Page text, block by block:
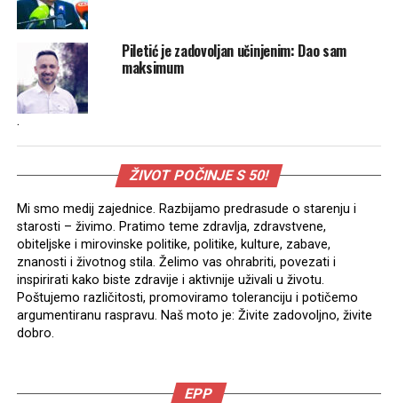
Piletić je zadovoljan učinjenim: Dao sam
maksimum
.
ŽIVOT POČINJE S 50!
Mi smo medij zajednice. Razbijamo predrasude o starenju i
starosti – živimo. Pratimo teme zdravlja, zdravstvene,
obiteljske i mirovinske politike, politike, kulture, zabave,
znanosti i životnog stila. Želimo vas ohrabriti, povezati i
inspirirati kako biste zdravije i aktivnije uživali u životu.
Poštujemo različitosti, promoviramo toleranciju i potičemo
argumentiranu raspravu. Naš moto je: Živite zadovoljno, živite
dobro.
EPP